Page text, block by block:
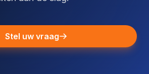
Stel uw vraag